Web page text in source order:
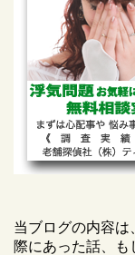
当ブログの内容は
際にあった話、も